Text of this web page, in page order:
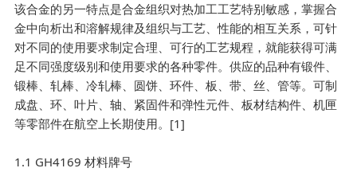
该合金的另一特点是合金组织对热加工工艺特别敏感，掌握合
金中向析出和溶解规律及组织与工艺、性能的相互关系，可针
对不同的使用要求制定合理、可行的工艺规程，就能获得可满
足不同强度级别和使用要求的各种零件。供应的品种有锻件、
锻棒、轧棒、冷轧棒、圆饼、环件、板、带、丝、管等。可制
成盘、环、叶片、轴、紧固件和弹性元件、板材结构件、机匣
等零部件在航空上长期使用。[1]
1.1 GH4169 材料牌号